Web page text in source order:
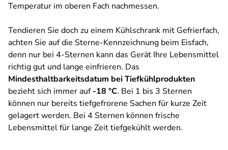
Temperatur im oberen Fach nachmessen.
Tendieren Sie doch zu einem Kühlschrank mit Gefrierfach,
achten Sie auf die Sterne-Kennzeichnung beim Eisfach,
denn nur bei 4-Sternen kann das Gerät Ihre Lebensmittel
richtig gut und lange einfrieren. Das
Mindesthaltbarkeitsdatum bei Tiefkühlprodukten
bezieht sich immer auf-18 °C. Bei 1 bis 3 Sternen
können nur bereits tiefgefrorene Sachen für kurze Zeit
gelagert werden. Bei 4 Sternen können frische
Lebensmittel für lange Zeit tiefgekühlt werden.